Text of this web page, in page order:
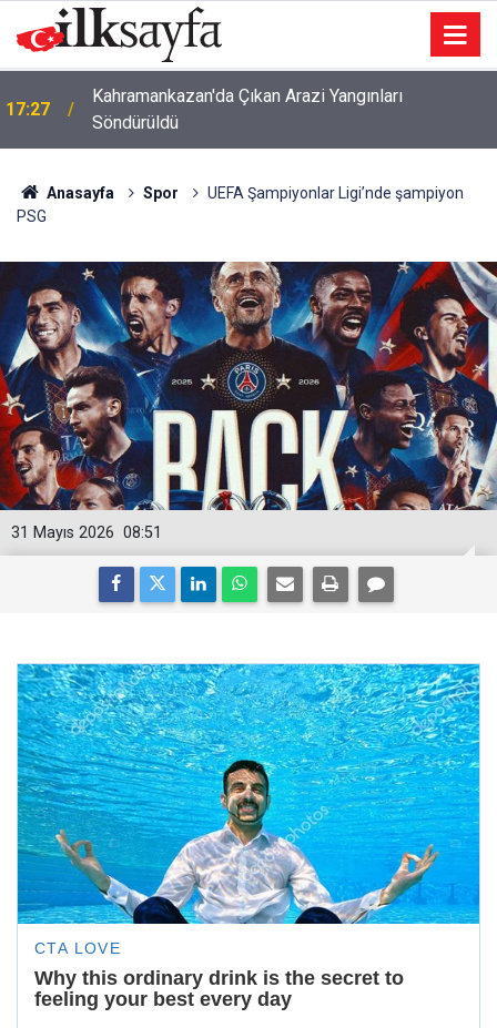
17:27
Kahramankazan'da Çıkan Arazi Yangınları
Söndürüldü
Anasayfa Spor
UEFA Şampiyonlar Ligi’nde şampiyon
PSG
08:51
31 Mayıs 2026